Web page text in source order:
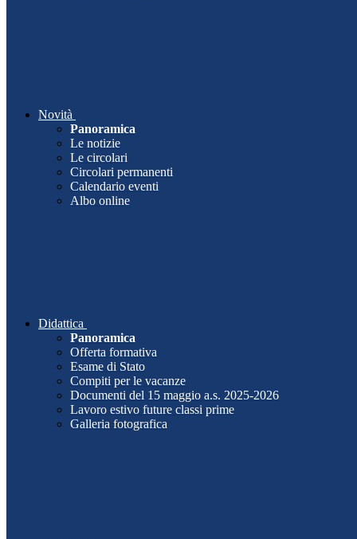
Novità
Panoramica
Le notizie
Le circolari
Circolari permanenti
Calendario eventi
Albo online
Didattica
Panoramica
Offerta formativa
Esame di Stato
Compiti per le vacanze
Documenti del 15 maggio a.s. 2025-2026
Lavoro estivo future classi prime
Galleria fotografica